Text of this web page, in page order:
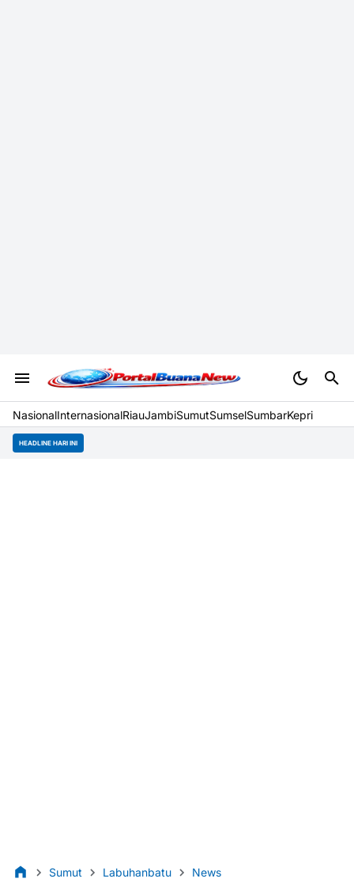
NasionalInternasionalRiauJambiSumutSumselSumbarKepri
HEADLINE HARI INI
Sumut Labuhanbatu News